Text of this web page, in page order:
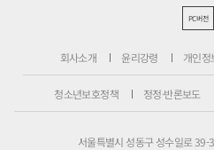
PC버전
회사소개 윤리강령 개인정
청소년보호정책 정정·반론보도
서울특별시 성동구 성수일로